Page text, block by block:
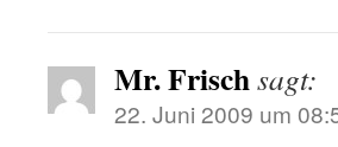
Mr. Frischsagt:
22. Juni 2009 um